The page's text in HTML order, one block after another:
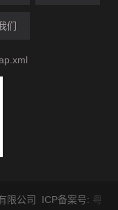
们
限公司 ICP备案号: 粤